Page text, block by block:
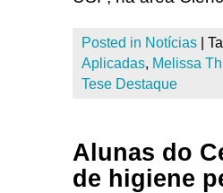
Posted in Notícias
Aplicadas, Melissa
Tese Destaque
Alunas do
de higiene